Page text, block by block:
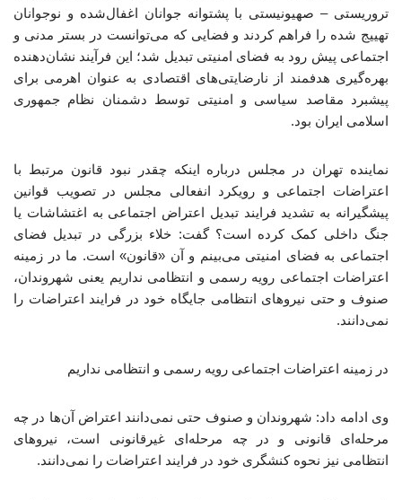
تروریستی – صهیونیستی با پشتوانه جوانان اغفال‌شده و نوجوانان
تهییج شده را فراهم کردند و فضایی که می‌توانست در بستر مدنی و
اجتماعی پیش رود به فضای امنیتی تبدیل شد؛ این فرآیند نشان‌دهنده
بهره‌گیری هدفمند از نارضایتی‌های اقتصادی به عنوان اهرمی برای
پیشبرد مقاصد سیاسی و امنیتی توسط دشمنان نظام جمهوری
اسلامی ایران بود.
نماینده تهران در مجلس درباره اینکه چقدر نبود قانون مرتبط با
اعتراضات اجتماعی و رویکرد انفعالی مجلس در تصویب قوانین
پیشگیرانه به تشدید فرایند تبدیل اعتراض اجتماعی به اغتشاشات یا
جنگ داخلی کمک کرده است؟ گفت: خلاء بزرگی در تبدیل فضای
اجتماعی به فضای امنیتی می‌بینم و آن «قانون» است. ما در زمینه
اعتراضات اجتماعی رویه رسمی و انتظامی نداریم یعنی شهروندان،
صنوف و حتی نیروهای انتظامی جایگاه خود در فرایند اعتراضات را
نمی‌دانند.
در زمینه اعتراضات اجتماعی رویه رسمی و انتظامی نداریم
وی ادامه داد: شهروندان و صنوف حتی نمی‌دانند اعتراض آن‌ها در چه
مرحله‌ای قانونی و در چه مرحله‌ای غیرقانونی است، نیروهای
انتظامی نیز نحوه کنشگری خود در فرایند اعتراضات را نمی‌دانند.